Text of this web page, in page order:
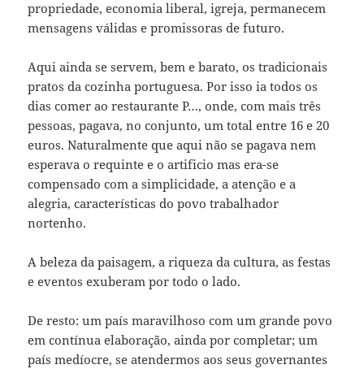
propriedade, economia liberal, igreja, permanecem
mensagens válidas e promissoras de futuro.
Aqui ainda se servem, bem e barato, os tradicionais
pratos da cozinha portuguesa. Por isso ia todos os
dias comer ao restaurante P…, onde, com mais três
pessoas, pagava, no conjunto, um total entre 16 e 20
euros. Naturalmente que aqui não se pagava nem
esperava o requinte e o artificio mas era-se
compensado com a simplicidade, a atenção e a
alegria, características do povo trabalhador
nortenho.
A beleza da paisagem, a riqueza da cultura, as festas
e eventos exuberam por todo o lado.
De resto: um país maravilhoso com um grande povo
em contínua elaboração, ainda por completar; um
país medíocre, se atendermos aos seus governantes